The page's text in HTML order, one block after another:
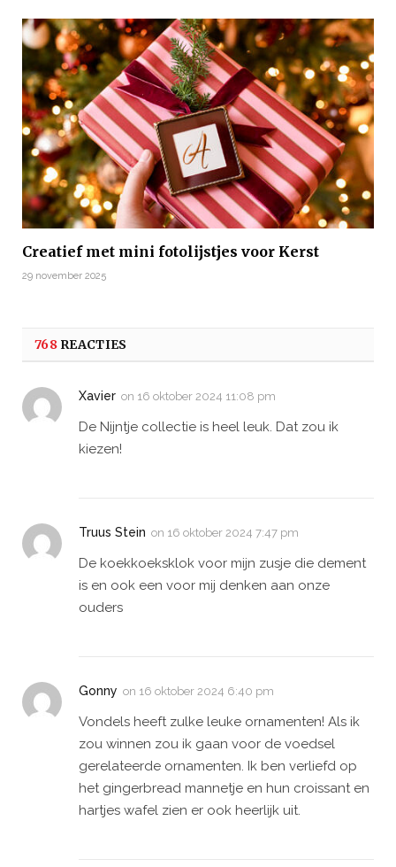
Creatief met mini fotolijstjes voor Kerst
29 november 2025
768REACTIES
Xavier on 16 oktober 2024 11:08 pm
De Nijntje collectie is heel leuk. Dat zou ik
kiezen!
Truus Stein on 16 oktober 2024 7:47 pm
De koekkoeksklok voor mijn zusje die dement
is en ook een voor mij denken aan onze
ouders
Gonny on 16 oktober 2024 6:40 pm
Vondels heeft zulke leuke ornamenten! Als ik
zou winnen zou ik gaan voor de voedsel
gerelateerde ornamenten. Ik ben verliefd op
het gingerbread mannetje en hun croissant en
hartjes wafel zien er ook heerlijk uit.